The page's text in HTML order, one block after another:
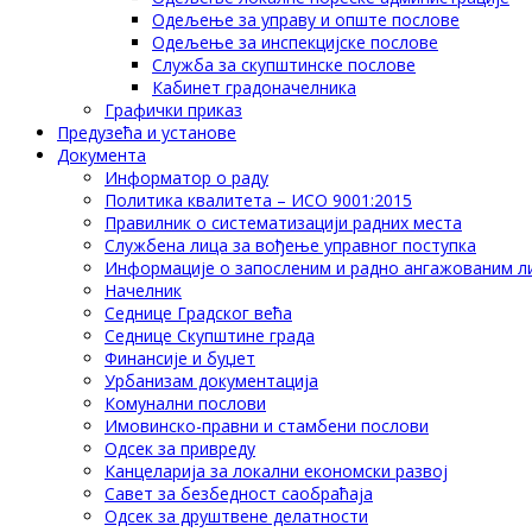
Одељење за управу и опште послове
Одељење за инспекцијске послове
Служба за скупштинске послове
Кабинет градоначелника
Графички приказ
Предузећа и установе
Документа
Информатор о раду
Политика квалитета – ИСО 9001:2015
Правилник о систематизацији радних места
Службена лица за вођење управног поступка
Информације о запосленим и радно ангажованим
Начелник
Седнице Градског већа
Седнице Скупштине града
Финансије и буџет
Урбанизам документација
Комунални послови
Имовинско-правни и стамбени послови
Одсек за привреду
Канцеларија за локални економски развој
Савет за безбедност саобраћаја
Одсек за друштвене делатности